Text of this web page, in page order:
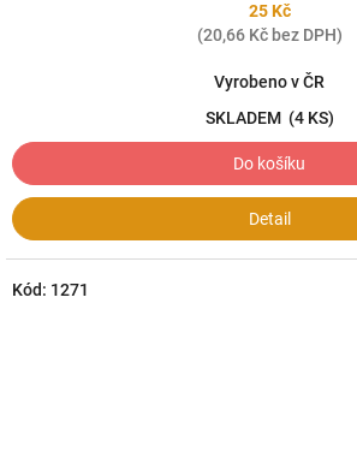
25 Kč
(20,66 Kč bez DPH)
Vyrobeno v ČR
SKLADEM (4 KS)
Do košíku
Detail
Kód: 1271